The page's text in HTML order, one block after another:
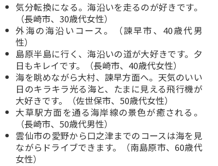
気分転換になる。海沿いを走るのが好きです。
（長崎市、30歳代女性）
外海の海沿いコース。（諫早市、40歳代男
性）
島原半島に行く、海沿いの道が大好きです。夕
日もキレイです。（長崎市、40歳代女性）
海を眺めながら大村、諫早方面へ。天気のいい
日のキラキラ光る海と、たまに見える飛行機が
大好きです。（佐世保市、50歳代女性）
大草駅方面を通る海岸線の景色が癒される。
（長崎市、50歳代男性）
雲仙市の愛野から口之津までのコースは海を見
ながらドライブできます。（南島原市、60歳代
女性）